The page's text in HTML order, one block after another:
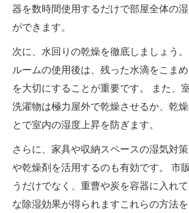
器を数時間使用するだけで部屋全体の
ができます。
次に、水回りの乾燥を徹底しましょう
ルームの使用後は、残った水滴をこま
を大切にすることが重要です。 また、
洗濯物は極力屋外で乾燥させるか、乾
とで室内の湿度上昇を防ぎます。
さらに、家具や収納スペースの湿気対
や乾燥剤を活用するのも有効です。 市
うだけでなく、重曹や炭を容器に入れ
な除湿効果が得られますこれらの方法